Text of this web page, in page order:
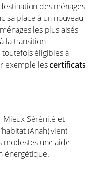
des ménages
sa place à un nouveau
les plus aisés
la transition
éligibles à
exemple lescertificats
Mieux Sérénité et
(Anah) vient
modestes une aide
énergétique.